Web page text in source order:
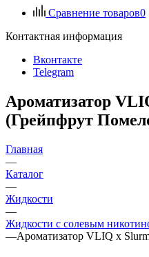
Сравнение товаров0
Контактная информация
Вконтакте
Telegram
Ароматизатор
(Грейпфрут
Главная
—
Каталог
—
Жидкости
—
Жидкости с солевым
—Ароматизатор VLIQ х